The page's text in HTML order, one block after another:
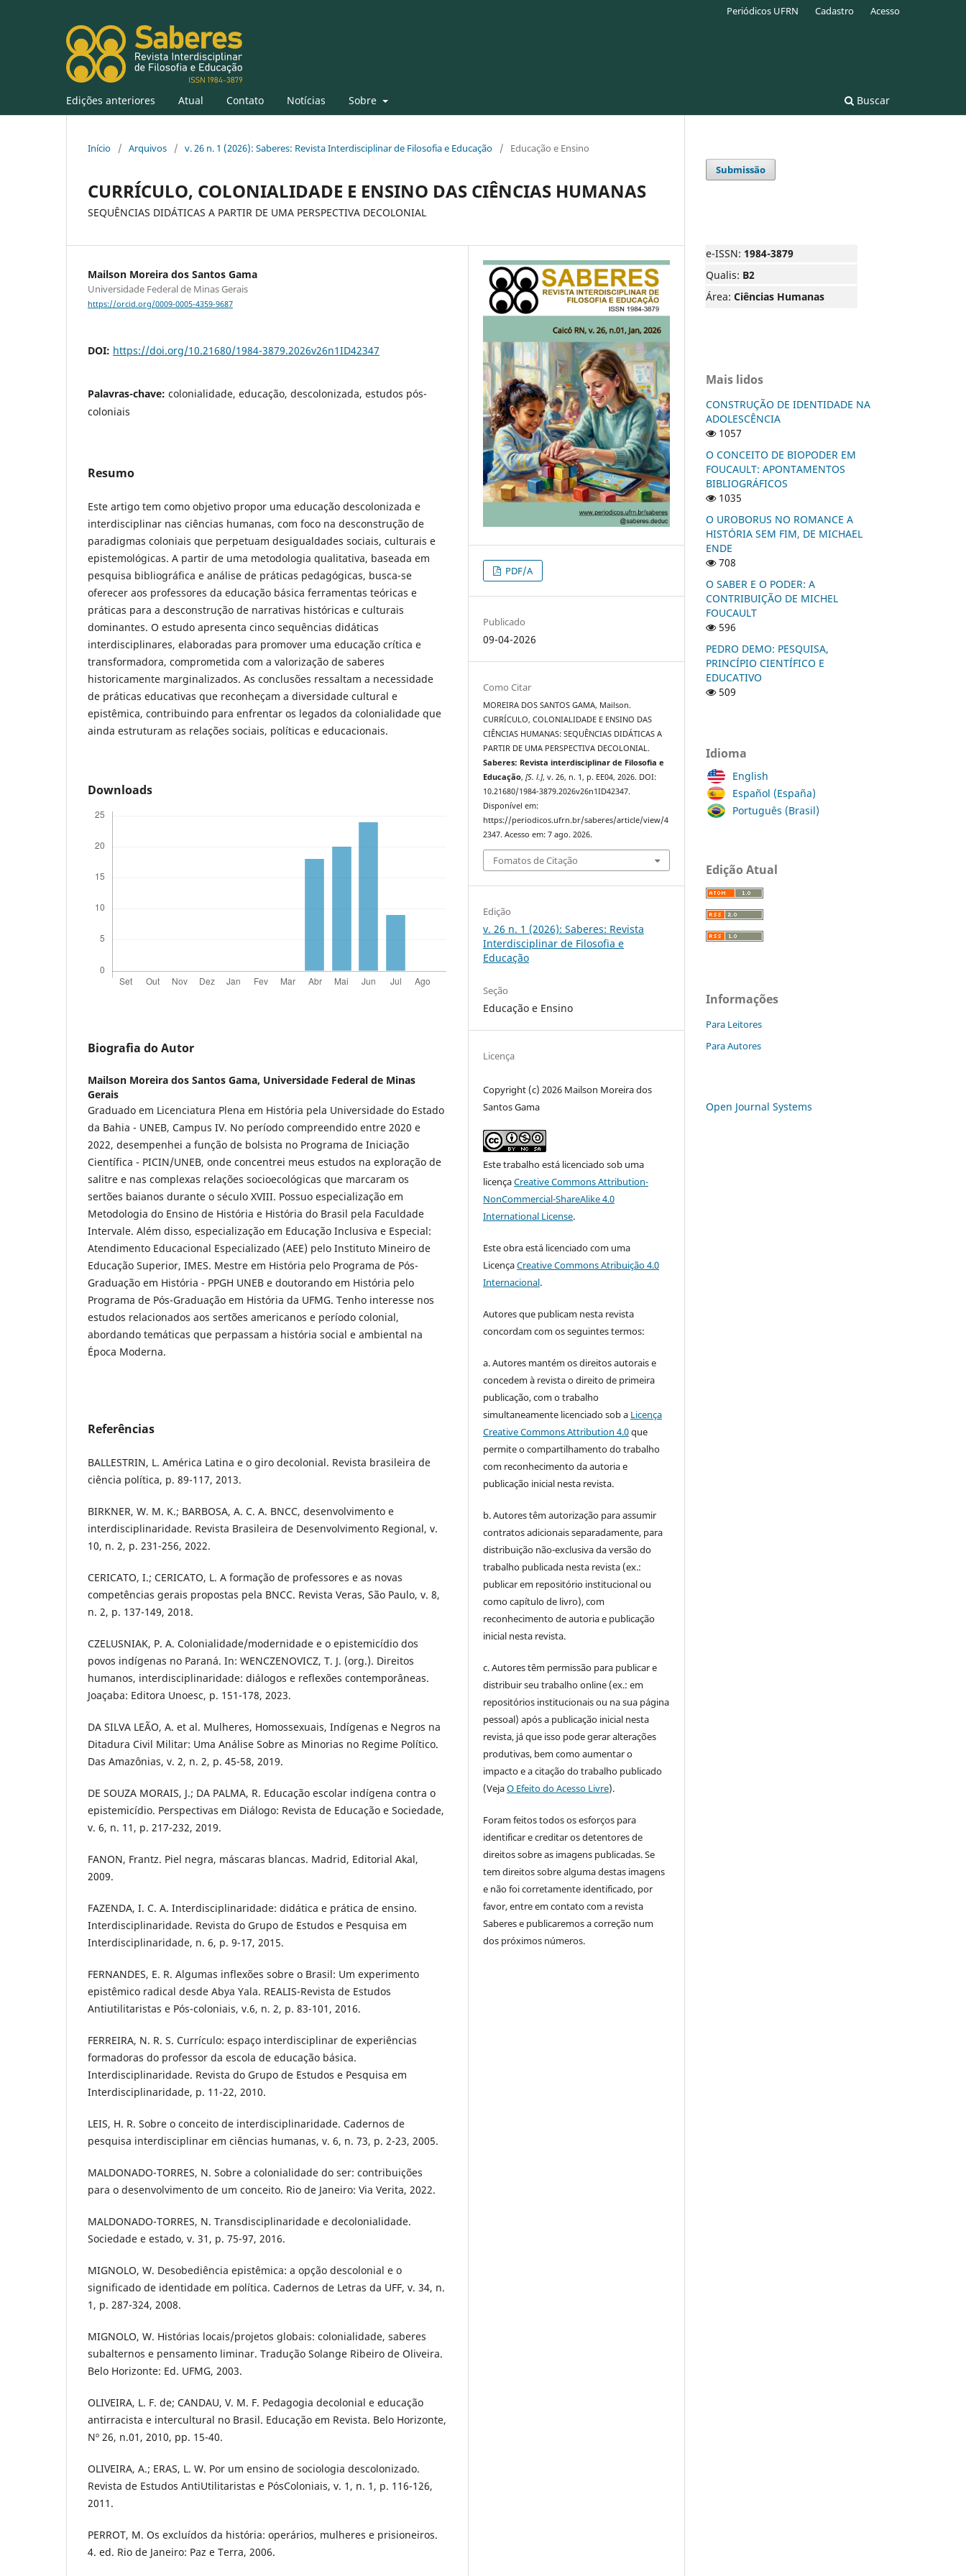
Edições anteriores Atual Contato Notícias Sobre Buscar
Periódicos UFRN Cadastro Acesso
Início / Arquivos / v. 26 n. 1 (2026): Saberes: Revista Interdisciplinar de Filosofia e Educação / Educação e Ensino
CURRÍCULO, COLONIALIDADE E ENSINO DAS CIÊNCIAS HUMANAS
SEQUÊNCIAS DIDÁTICAS A PARTIR DE UMA PERSPECTIVA DECOLONIAL
Mailson Moreira dos Santos Gama
Universidade Federal de Minas Gerais
https://orcid.org/0009-0005-4359-9687
DOI: https://doi.org/10.21680/1984-3879.2026v26n1ID42347
Palavras-chave: colonialidade, educação, descolonizada, estudos pós-
coloniais
Resumo
Este artigo tem como objetivo propor uma educação descolonizada e
interdisciplinar nas ciências humanas, com foco na desconstrução de
paradigmas coloniais que perpetuam desigualdades sociais, culturais e
epistemológicas. A partir de uma metodologia qualitativa, baseada em
pesquisa bibliográfica e análise de práticas pedagógicas, busca-se
oferecer aos professores da educação básica ferramentas teóricas e
práticas para a desconstrução de narrativas históricas e culturais
dominantes. O estudo apresenta cinco sequências didáticas
interdisciplinares, elaboradas para promover uma educação crítica e
transformadora, comprometida com a valorização de saberes
historicamente marginalizados. As conclusões ressaltam a necessidade
de práticas educativas que reconheçam a diversidade cultural e
epistêmica, contribuindo para enfrentar os legados da colonialidade que
ainda estruturam as relações sociais, políticas e educacionais.
Downloads
Biografia do Autor
Mailson Moreira dos Santos Gama, Universidade Federal de Minas
Gerais
Graduado em Licenciatura Plena em História pela Universidade do Estado
da Bahia - UNEB, Campus IV. No período compreendido entre 2020 e
2022, desempenhei a função de bolsista no Programa de Iniciação
Científica - PICIN/UNEB, onde concentrei meus estudos na exploração de
salitre e nas complexas relações socioecológicas que marcaram os
sertões baianos durante o século XVIII. Possuo especialização em
Metodologia do Ensino de História e História do Brasil pela Faculdade
Intervale. Além disso, especialização em Educação Inclusiva e Especial:
Atendimento Educacional Especializado (AEE) pelo Instituto Mineiro de
Educação Superior, IMES. Mestre em História pelo Programa de Pós-
Graduação em História - PPGH UNEB e doutorando em História pelo
Programa de Pós-Graduação em História da UFMG. Tenho interesse nos
estudos relacionados aos sertões americanos e período colonial,
abordando temáticas que perpassam a história social e ambiental na
Época Moderna.
Referências
BALLESTRIN, L. América Latina e o giro decolonial. Revista brasileira de
ciência política, p. 89-117, 2013.
BIRKNER, W. M. K.; BARBOSA, A. C. A. BNCC, desenvolvimento e
interdisciplinaridade. Revista Brasileira de Desenvolvimento Regional, v.
10, n. 2, p. 231-256, 2022.
CERICATO, I.; CERICATO, L. A formação de professores e as novas
competências gerais propostas pela BNCC. Revista Veras, São Paulo, v. 8,
n. 2, p. 137-149, 2018.
CZELUSNIAK, P. A. Colonialidade/modernidade e o epistemicídio dos
povos indígenas no Paraná. In: WENCZENOVICZ, T. J. (org.). Direitos
humanos, interdisciplinaridade: diálogos e reflexões contemporâneas.
Joaçaba: Editora Unoesc, p. 151-178, 2023.
DA SILVA LEÃO, A. et al. Mulheres, Homossexuais, Indígenas e Negros na
Ditadura Civil Militar: Uma Análise Sobre as Minorias no Regime Político.
Das Amazônias, v. 2, n. 2, p. 45-58, 2019.
DE SOUZA MORAIS, J.; DA PALMA, R. Educação escolar indígena contra o
epistemicídio. Perspectivas em Diálogo: Revista de Educação e Sociedade,
v. 6, n. 11, p. 217-232, 2019.
FANON, Frantz. Piel negra, máscaras blancas. Madrid, Editorial Akal,
2009.
FAZENDA, I. C. A. Interdisciplinaridade: didática e prática de ensino.
Interdisciplinaridade. Revista do Grupo de Estudos e Pesquisa em
Interdisciplinaridade, n. 6, p. 9-17, 2015.
FERNANDES, E. R. Algumas inflexões sobre o Brasil: Um experimento
epistêmico radical desde Abya Yala. REALIS-Revista de Estudos
Antiutilitaristas e Pós-coloniais, v.6, n. 2, p. 83-101, 2016.
FERREIRA, N. R. S. Currículo: espaço interdisciplinar de experiências
formadoras do professor da escola de educação básica.
Interdisciplinaridade. Revista do Grupo de Estudos e Pesquisa em
Interdisciplinaridade, p. 11-22, 2010.
LEIS, H. R. Sobre o conceito de interdisciplinaridade. Cadernos de
pesquisa interdisciplinar em ciências humanas, v. 6, n. 73, p. 2-23, 2005.
MALDONADO-TORRES, N. Sobre a colonialidade do ser: contribuições
para o desenvolvimento de um conceito. Rio de Janeiro: Via Verita, 2022.
MALDONADO-TORRES, N. Transdisciplinaridade e decolonialidade.
Sociedade e estado, v. 31, p. 75-97, 2016.
MIGNOLO, W. Desobediência epistêmica: a opção descolonial e o
significado de identidade em política. Cadernos de Letras da UFF, v. 34, n.
1, p. 287-324, 2008.
MIGNOLO, W. Histórias locais/projetos globais: colonialidade, saberes
subalternos e pensamento liminar. Tradução Solange Ribeiro de Oliveira.
Belo Horizonte: Ed. UFMG, 2003.
OLIVEIRA, L. F. de; CANDAU, V. M. F. Pedagogia decolonial e educação
antirracista e intercultural no Brasil. Educação em Revista. Belo Horizonte,
Nº 26, n.01, 2010, pp. 15-40.
OLIVEIRA, A.; ERAS, L. W. Por um ensino de sociologia descolonizado.
Revista de Estudos AntiUtilitaristas e PósColoniais, v. 1, n. 1, p. 116-126,
2011.
PERROT, M. Os excluídos da história: operários, mulheres e prisioneiros.
4. ed. Rio de Janeiro: Paz e Terra, 2006.
PDF/A
Publicado
09-04-2026
Como Citar
MOREIRA DOS SANTOS GAMA, Mailson.
CURRÍCULO, COLONIALIDADE E ENSINO DAS
CIÊNCIAS HUMANAS: SEQUÊNCIAS DIDÁTICAS A
PARTIR DE UMA PERSPECTIVA DECOLONIAL.
Saberes: Revista interdisciplinar de Filosofia e
Educação,[S. l.], v. 26, n. 1, p. EE04, 2026. DOI:
10.21680/1984-3879.2026v26n1ID42347.
Disponível em:
https://periodicos.ufrn.br/saberes/article/view/4
2347. Acesso em: 7 ago. 2026.
Fomatos de Citação
Edição
v. 26 n. 1 (2026): Saberes: Revista
Interdisciplinar de Filosofia e
Educação
Seção
Educação e Ensino
Licença
Copyright (c) 2026 Mailson Moreira dos
Santos Gama
Este trabalho está licenciado sob uma
licençaCreative Commons Attribution-
NonCommercial-ShareAlike 4.0
International License.
Este obra está licenciado com uma
LicençaCreative Commons Atribuição 4.0
Internacional.
Autores que publicam nesta revista
concordam com os seguintes termos:
a. Autores mantém os direitos autorais e
concedem à revista o direito de primeira
publicação, com o trabalho
simultaneamente licenciado sob a Licença
Creative Commons Attribution 4.0que
permite o compartilhamento do trabalho
com reconhecimento da autoria e
publicação inicial nesta revista.
b. Autores têm autorização para assumir
contratos adicionais separadamente, para
distribuição não-exclusiva da versão do
trabalho publicada nesta revista (ex.:
publicar em repositório institucional ou
como capítulo de livro), com
reconhecimento de autoria e publicação
inicial nesta revista.
c. Autores têm permissão para publicar e
distribuir seu trabalho online (ex.: em
repositórios institucionais ou na sua página
pessoal) após a publicação inicial nesta
revista, já que isso pode gerar alterações
produtivas, bem como aumentar o
impacto e a citação do trabalho publicado
(VejaO Efeito do Acesso Livre).
Foram feitos todos os esforços para
identificar e creditar os detentores de
direitos sobre as imagens publicadas. Se
tem direitos sobre alguma destas imagens
e não foi corretamente identificado, por
favor, entre em contato com a revista
Saberes e publicaremos a correção num
dos próximos números.
Submissão
e-ISSN: 1984-3879
Qualis: B2
Área: Ciências Humanas
Mais lidos
CONSTRUÇÃO DE IDENTIDADE NA
ADOLESCÊNCIA
1057
O CONCEITO DE BIOPODER EM
FOUCAULT: APONTAMENTOS
BIBLIOGRÁFICOS
1035
O UROBORUS NO ROMANCE A
HISTÓRIA SEM FIM, DE MICHAEL
ENDE
708
O SABER E O PODER: A
CONTRIBUIÇÃO DE MICHEL
FOUCAULT
596
PEDRO DEMO: PESQUISA,
PRINCÍPIO CIENTÍFICO E
EDUCATIVO
509
Idioma
English
Español (España)
Português (Brasil)
Edição Atual
Informações
Para Leitores
Para Autores
Open Journal Systems